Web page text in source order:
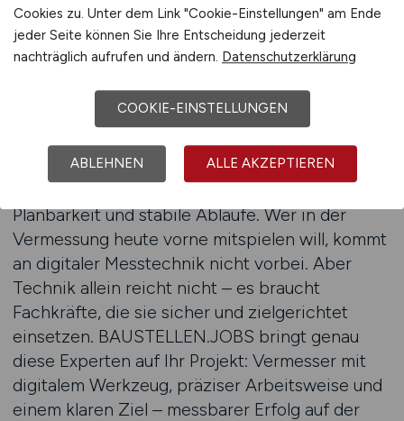
Ob Baustellenabsteckung, Massenermittlung,
3D-Modellierung oder Drohnenvermessung –
BAUSTELLEN.JOBS vermittelt Personal, das
nicht nur Technik mitbringt, sondern auch
Erfahrung in der Anwendung und
Kommunikation auf der Baustelle. Das bedeutet:
weniger Aufwand für die Bauleitung, bessere
Planbarkeit und stabile Abläufe. Wer in der
Vermessung heute vorne mitspielen will, kommt
an digitaler Messtechnik nicht vorbei. Aber
Technik allein reicht nicht – es braucht
Fachkräfte, die sie sicher und zielgerichtet
einsetzen. BAUSTELLEN.JOBS bringt genau
diese Experten auf Ihr Projekt: Vermesser mit
digitalem Werkzeug, präziser Arbeitsweise und
einem klaren Ziel – messbarer Erfolg auf der
Cookies zu. Unter dem Link "Cookie-Einstellungen" am Ende
jeder Seite können Sie Ihre Entscheidung jederzeit
nachträglich aufrufen und ändern. Datenschutzerklärung
COOKIE-EINSTELLUNGEN
ABLEHNEN ALLE AKZEPTIEREN